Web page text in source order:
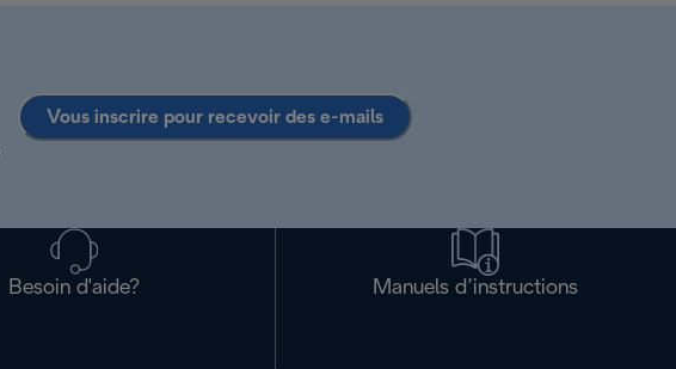
Vous inscrire pour recevoir des e-mails
Besoin d'aide? Manuels d’instructions